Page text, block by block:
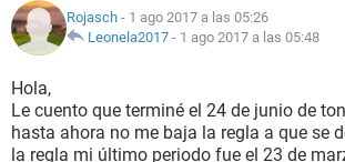
NUTRICIÓN
BIENESTAR
SEXUALIDAD
Rojasch - 1 ago 2017 a las 05:26
Leonela2017 - 1 ago 2017 a las 05:48
Hola,
Le cuento que terminé el 24 de junio de
hasta ahora no me baja la regla a que se
la regla mi último periodo fue el 23 de